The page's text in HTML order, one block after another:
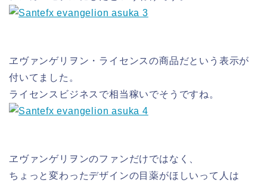
ヱヴァンゲリヲン・ライセンスの商品だという表示が
付いてました。
ライセンスビジネスで相当稼いでそうですね。
ヱヴァンゲリヲンのファンだけではなく、
ちょっと変わったデザインの目薬がほしいって人は